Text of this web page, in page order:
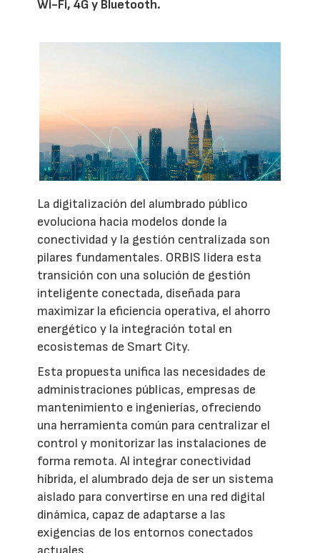
Wi-Fi, 4G y Bluetooth.
La digitalización del alumbrado público
evoluciona hacia modelos donde la
conectividad y la gestión centralizada son
pilares fundamentales. ORBIS lidera esta
transición con una solución de gestión
inteligente conectada, diseñada para
maximizar la eficiencia operativa, el ahorro
energético y la integración total en
ecosistemas de Smart City.
Esta propuesta unifica las necesidades de
administraciones públicas, empresas de
mantenimiento e ingenierías, ofreciendo
una herramienta común para centralizar el
control y monitorizar las instalaciones de
forma remota. Al integrar conectividad
híbrida, el alumbrado deja de ser un sistema
aislado para convertirse en una red digital
dinámica, capaz de adaptarse a las
exigencias de los entornos conectados